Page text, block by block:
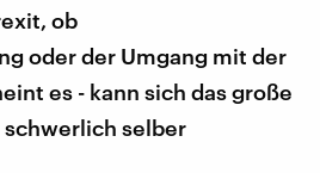
ob
oder der Umgang mit der
es - kann sich das große
selber